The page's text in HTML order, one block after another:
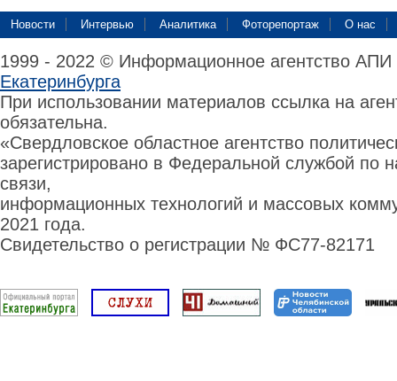
Новости Интервью Аналитика Фоторепортаж О нас
1999 - 2022 © Информационное агентство
Екатеринбурга
При использовании материалов ссылка на
обязательна.
«Свердловское областное агентство
зарегистрировано в Федеральной службой по
связи,
информационных технологий и массовых
2021 года.
Свидетельство о регистрации № ФС77-82171